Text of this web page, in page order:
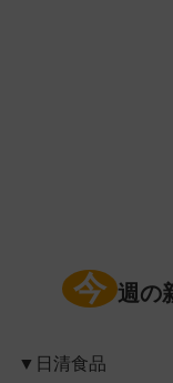
今 週の
▼日清食品